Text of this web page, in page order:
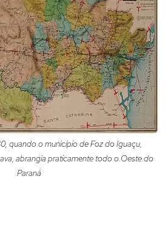
quando o município de Foz do Iguaçu,
abrangia praticamente todo o Oeste do
Paraná